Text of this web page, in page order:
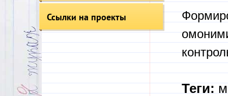
Ссылки на проекты
Теги: